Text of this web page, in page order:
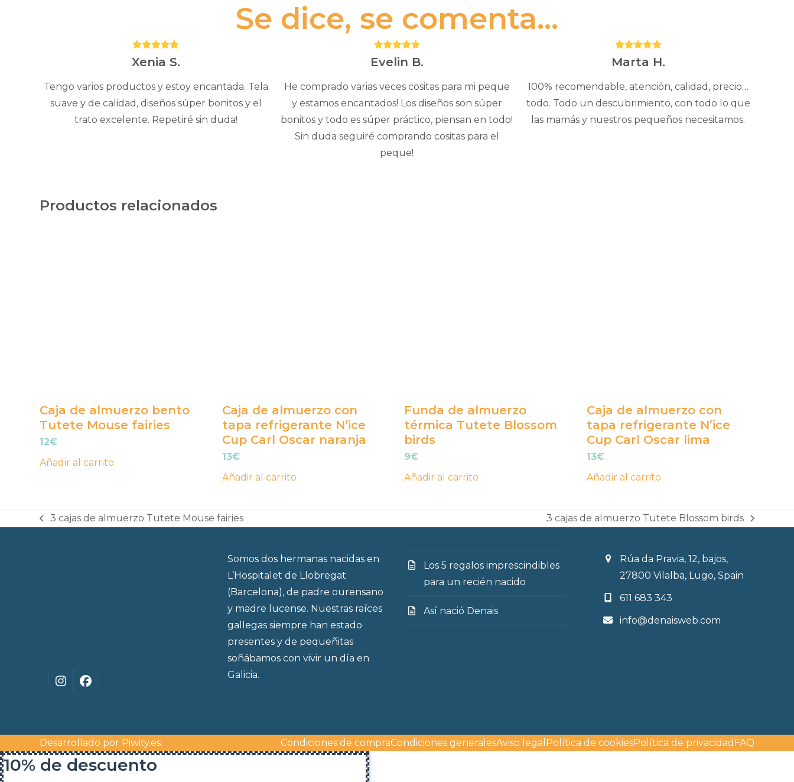
Se dice, se comenta...
Puntuación:
5
Xenia S.
Tengo varios productos y estoy encantada. Tela
suave y de calidad, diseños súper bonitos y el
trato excelente. Repetiré sin duda!
Puntuación:
5
Evelin B.
He comprado varias veces cositas para mi peque
y estamos encantados! Los diseños son súper
bonitos y todo es súper práctico, piensan en todo!
Sin duda seguiré comprando cositas para el
peque!
Puntuación:
5
Marta H.
100% recomendable, atención, calidad, precio…
todo. Todo un descubrimiento, con todo lo que
las mamás y nuestros pequeños necesitamos.
Productos relacionados
Caja de almuerzo bento
Tutete Mouse fairies
12€
Añadir al carrito
Caja de almuerzo con
tapa refrigerante N’ice
Cup Carl Oscar naranja
13€
Añadir al carrito
Funda de almuerzo
térmica Tutete Blossom
birds
9€
Añadir al carrito
Caja de almuerzo con
tapa refrigerante N’ice
Cup Carl Oscar lima
13€
Añadir al carrito
previous
3 cajas de almuerzo Tutete Mouse fairies
next
3 cajas de almuerzo Tutete Blossom birds
Instagram
Facebook
Somos dos hermanas nacidas en
L’Hospitalet de Llobregat
(Barcelona), de padre ourensano
y madre lucense. Nuestras raíces
gallegas siempre han estado
presentes y de pequeñitas
soñábamos con vivir un día en
Galicia.
Los 5 regalos imprescindibles
para un recién nacido
Así nació Denais
Rúa da Pravia, 12, bajos,
27800 Vilalba, Lugo, Spain
611 683 343
info@denaisweb.com
Desarrollado por Piwity.es. Condiciones de compraCondiciones generalesAviso legal Política de cookiesPolítica de privacidad FAQ
10% de descuento